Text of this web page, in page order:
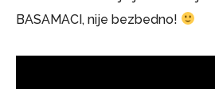
BASAMACI, nije bezbedno!